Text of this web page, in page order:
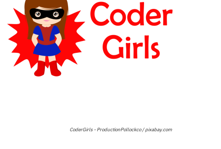
CoderGirls - ProductionPollockco / pixabay.com